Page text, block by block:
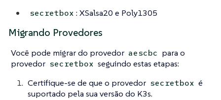
secretbox : XSalsa20 e Poly1305
Migrando Provedores
Você pode migrar do provedor aescbc para o
provedor secretbox seguindo estas etapas:
Certifique-se de que o provedor secretbox é
suportado pela sua versão do K3s.